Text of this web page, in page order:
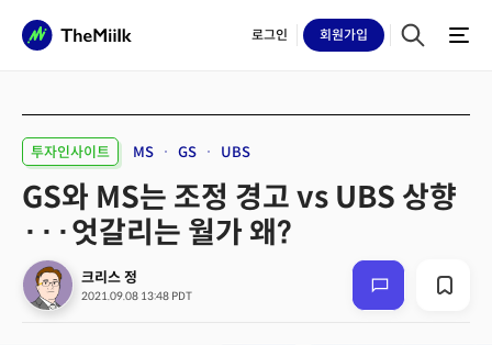
로그인 회원가입
투자인사이트 MS GS UBS
GS와 MS는 조정 경고 vs UBS 상향
···엇갈리는 월가 왜?
크리스 정
2021.09.08 13:48 PDT